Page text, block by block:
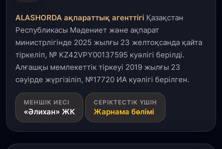
3 тамыз, 2026
Өңірлерде жаңа вокзалдар, су құбыры,
логистикалық хаб және тұрғын үйлер
пайдалануға берілді
3 тамыз, 2026
Қызылордада 300 орындық аурухана,
Президенттік кітапхана және жаңа театр
салынып жатыр
ALASHORDA ақпараттық агенттігі Қазақстан
Республикасы Мәдениет және ақпарат
министрлігінде 2025 жылғы 23 желтоқсанда қайта
тіркеліп, № KZ42VPY00137595 куәлігі берілді.
Алғашқы мемлекеттік тіркеуі 2019 жылғы 23
сәуірде жүргізіліп, №17720 ИА куәлігі берілген.
МЕНШІК ИЕСІ
«Әлихан» ЖК
СЕРІКТЕСТІК ҮШІН
Жарнама бөлімі